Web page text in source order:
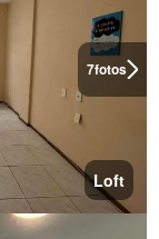
7fotos
Loft